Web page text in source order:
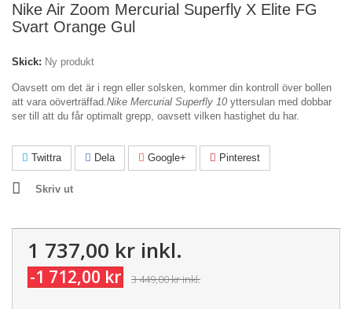
Nike Air Zoom Mercurial Superfly X Elite FG
Svart Orange Gul
Skick: Ny produkt
Oavsett om det är i regn eller solsken, kommer din kontroll över bollen
att vara oöverträffad.Nike Mercurial Superfly 10 yttersulan med dobbar
ser till att du får optimalt grepp, oavsett vilken hastighet du har.
Twittra Dela Google+ Pinterest
Skriv ut
1 737,00 kr inkl.
-1 712,00 kr 3 449,00 krinkl.